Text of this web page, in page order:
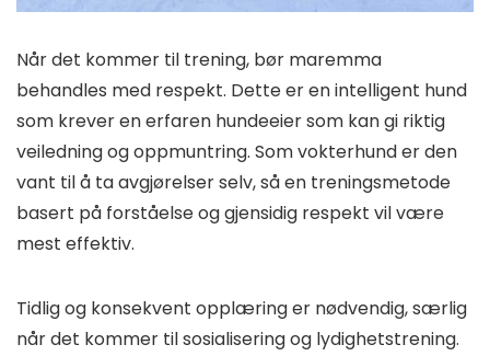
Når det kommer til trening, bør maremma
behandles med respekt. Dette er en intelligent hund
som krever en erfaren hundeeier som kan gi riktig
veiledning og oppmuntring. Som vokterhund er den
vant til å ta avgjørelser selv, så en treningsmetode
basert på forståelse og gjensidig respekt vil være
mest effektiv.
Tidlig og konsekvent opplæring er nødvendig, særlig
når det kommer til sosialisering og lydighetstrening.